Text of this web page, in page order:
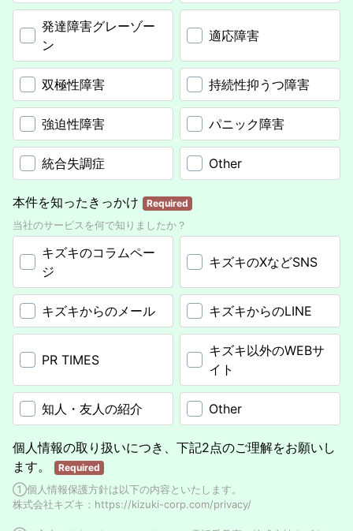
発達障害グレーゾー
ン
適応障害
双極性障害 持続性抑うつ障害
強迫性障害 パニック障害
統合失調症 Other
本件を知ったきっかけ Required
当社のサービスを何で知りましたか？
キズキのコラムペー
ジ
キズキのXなどSNS
キズキからのメール キズキからのLINE
PR TIMES
キズキ以外のWEBサ
イト
知人・友人の紹介 Other
個人情報の取り扱いにつき、下記2点のご理解をお願いし
ます。
Required
①個人情報保護方針は以下の内容といたします。
株式会社キズキ：https://kizuki-corp.com/privacy/